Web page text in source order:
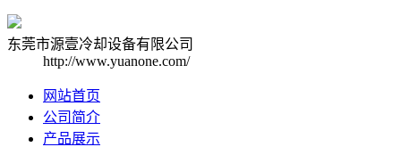
东莞市源壹冷却设备有限公司
http://www.yuanone.com/
网站首页
公司简介
产品展示